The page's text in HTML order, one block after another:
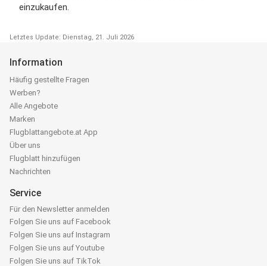
einzukaufen.
Letztes Update: Dienstag, 21. Juli 2026
Information
Häufig gestellte Fragen
Werben?
Alle Angebote
Marken
Flugblattangebote.at App
Über uns
Flugblatt hinzufügen
Nachrichten
Service
Für den Newsletter anmelden
Folgen Sie uns auf Facebook
Folgen Sie uns auf Instagram
Folgen Sie uns auf Youtube
Folgen Sie uns auf TikTok